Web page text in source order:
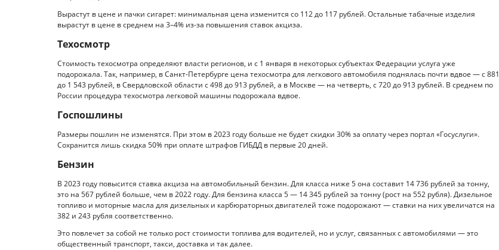
Вырастут в цене и пачки сигарет: минимальная цена изменится со 112 до 117 рублей. Остальные табачные изделия
вырастут в цене в среднем на 3–4% из-за повышения ставок акциза.
Техосмотр
Стоимость техосмотра определяют власти регионов, и с 1 января в некоторых субъектах Федерации услуга уже
подорожала. Так, например, в Санкт-Петербурге цена техосмотра для легкового автомобиля поднялась почти вдвое — с 881
до 1 543 рублей, в Свердловской области с 498 до 913 рублей, а в Москве — на четверть, с 720 до 913 рублей. В среднем по
России процедура техосмотра легковой машины подорожала вдвое.
Госпошлины
Размеры пошлин не изменятся. При этом в 2023 году больше не будет скидки 30% за оплату через портал «Госуслуги».
Сохранится лишь скидка 50% при оплате штрафов ГИБДД в первые 20 дней.
Бензин
В 2023 году повысится ставка акциза на автомобильный бензин. Для класса ниже 5 она составит 14 736 рублей за тонну,
это на 567 рублей больше, чем в 2022 году. Для бензина класса 5 — 14 345 рублей за тонну (рост на 552 рубля). Дизельное
топливо и моторные масла для дизельных и карбюраторных двигателей тоже подорожают — ставки на них увеличатся на
382 и 243 рубля соответственно.
Это повлечет за собой не только рост стоимости топлива для водителей, но и услуг, связанных с автомобилями — это
общественный транспорт, такси, доставка и так далее.